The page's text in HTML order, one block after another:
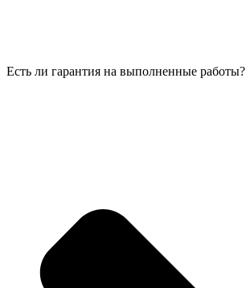
Есть ли гарантия на выполненные работы?